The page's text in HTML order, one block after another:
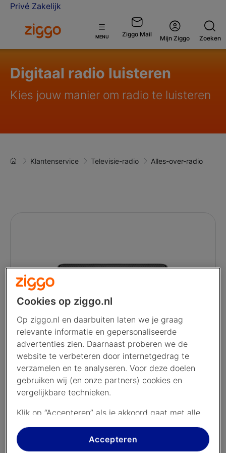
Privé Zakelijk
Ga naar de Ziggo homepage
MENU Ziggo Mail Open
Mijn Ziggo
Zoeken
Digitaal radio luisteren
Kies jouw manier om radio te luisteren
Klantenservice Televisie-radio Alles-over-radio
Met je tv of mediabox
Wist je dat je je stereo op je mediabox kan
aansluiten? Of dat je via je tv kan luisteren? Je
hebt er alleen een kabel, mediabox, CI+ module
Luister via je tv of sluit je stereo aan op je
Cookies op ziggo.nl
Op ziggo.nl en daarbuiten laten we je graag
relevante informatie en gepersonaliseerde
advertenties zien. Daarnaast proberen we de
website te verbeteren door internetgedrag te
verzamelen en te analyseren. Voor deze doelen
gebruiken wij (en onze partners) cookies en
vergelijkbare technieken.
Klik op “Accepteren” als je akkoord gaat met alle
cookies. Kies je voor “Nee, liever niet”, dan
plaatsen we alleen strikt noodzakelijke cookies om
de website goed te laten werken. Dat betekent
Accepteren